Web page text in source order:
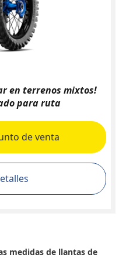
en terrenos mixtos!
para ruta
de venta
medidas de llantas de